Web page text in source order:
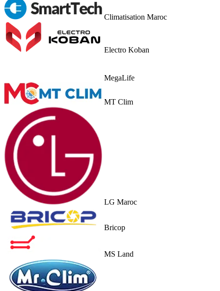
Climatisation Maroc
Electro Koban
MegaLife
MT Clim
LG Maroc
Bricop
MS Land